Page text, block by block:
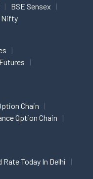
BSE Sensex
Nifty
Chain
Option Chain
Rate Today In Delhi